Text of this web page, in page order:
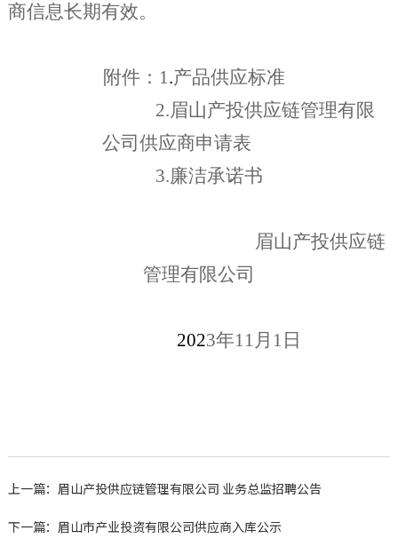
商信息长期有效。
附件： 1.产品供应标准
2.眉山产投供应链管理有限
公司供应商申请表
3.廉洁承诺书
眉山产投供应链
管理有限公司
2023年11 月 1 日
上一篇：眉山产投供应链管理有限公司 业务总监招聘公告
下一篇：眉山市产业投资有限公司供应商入库公示